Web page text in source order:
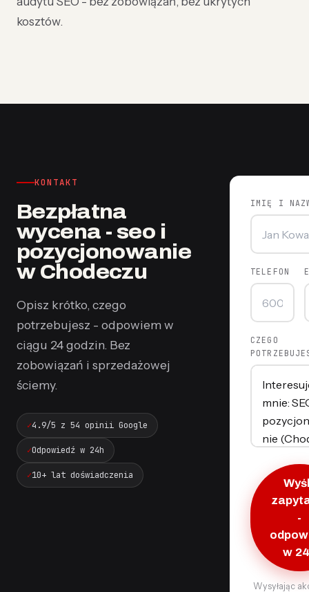
kosztów.
KONTAKT
Bezpłatna
wycena - seo i
pozycjonowanie
w Chodeczu
Opisz krótko, czego
potrzebujesz - odpowiem w
ciągu 24 godzin. Bez
zobowiązań i sprzedażowej
ściemy.
4.9/5 z 54 opinii Google
Odpowiedź w 24h
10+ lat doświadczenia
IMIĘ I
TELEFON
CZEGO
-
w
Wysyłając